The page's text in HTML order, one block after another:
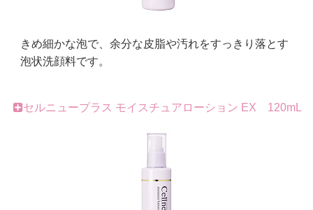
きめ細かな泡で、余分な皮脂や汚れをすっきり落とす
泡状洗顔料です。
セルニュープラス モイスチュアローション EX 120mL